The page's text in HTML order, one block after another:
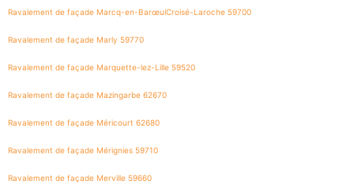
Ravalement de façade Marcq-en-BarœulCroisé-Laroche 59700
Ravalement de façade Marly 59770
Ravalement de façade Marquette-lez-Lille 59520
Ravalement de façade Mazingarbe 62670
Ravalement de façade Méricourt 62680
Ravalement de façade Mérignies 59710
Ravalement de façade Merville 59660